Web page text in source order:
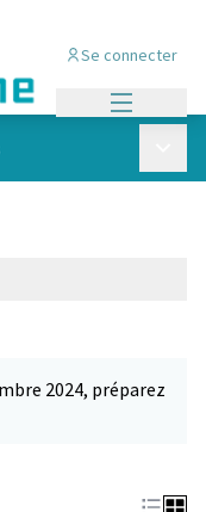
Se connecter
2024, préparez